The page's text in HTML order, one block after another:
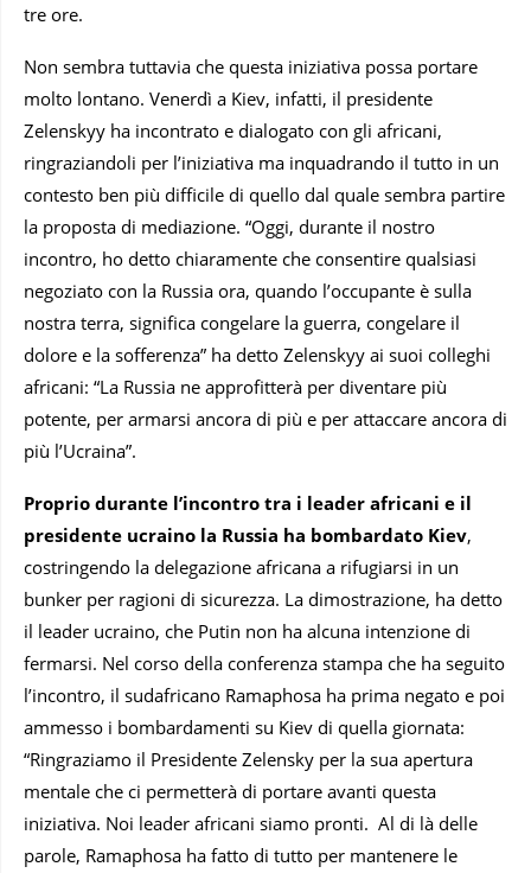
tre ore.
Non sembra tuttavia che questa iniziativa possa portare
molto lontano. Venerdì a Kiev, infatti, il presidente
Zelenskyy ha incontrato e dialogato con gli africani,
ringraziandoli per l’iniziativa ma inquadrando il tutto in un
contesto ben più difficile di quello dal quale sembra partire
la proposta di mediazione. “Oggi, durante il nostro
incontro, ho detto chiaramente che consentire qualsiasi
negoziato con la Russia ora, quando l’occupante è sulla
nostra terra, significa congelare la guerra, congelare il
dolore e la sofferenza” ha detto Zelenskyy ai suoi colleghi
africani: “La Russia ne approfitterà per diventare più
potente, per armarsi ancora di più e per attaccare ancora di
più l’Ucraina”.
Proprio durante l’incontro tra i leader africani e il
presidente ucraino la Russia ha bombardato Kiev,
costringendo la delegazione africana a rifugiarsi in un
bunker per ragioni di sicurezza. La dimostrazione, ha detto
il leader ucraino, che Putin non ha alcuna intenzione di
fermarsi. Nel corso della conferenza stampa che ha seguito
l’incontro, il sudafricano Ramaphosa ha prima negato e poi
ammesso i bombardamenti su Kiev di quella giornata:
“Ringraziamo il Presidente Zelensky per la sua apertura
mentale che ci permetterà di portare avanti questa
iniziativa. Noi leader africani siamo pronti. Al di là delle
parole, Ramaphosa ha fatto di tutto per mantenere le